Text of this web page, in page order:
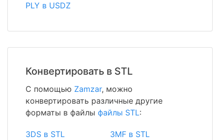
PLY в USDZ
Конвертировать в STL
С помощью Zamzar, можно
конвертировать различные другие
форматы в файлы файлы STL:
3DS в STL
3MF в STL